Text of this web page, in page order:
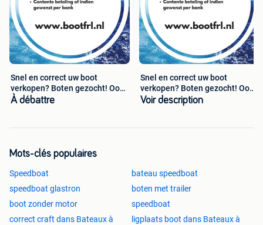
Snel en correct uw boot
verkopen? Boten gezocht! Ook
defect!
À débattre
Snel en correct uw boot
verkopen? Boten gezocht! Ook
defect!
Voir description
Mots-clés populaires
Speedboat
bateau speedboat
speedboat glastron
boten met trailer
boot zonder motor
speedboat
correct craft dans Bateaux à
ligplaats boot dans Bateaux à